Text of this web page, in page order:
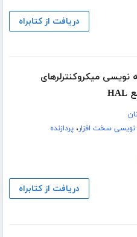
دریافت از کتابراه
نویسی میکروکنترلرهای
نویسی سخت افزار،پردازنده
دریافت از کتابراه